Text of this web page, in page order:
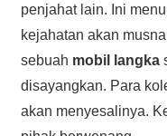
penjahat lain. Ini
kejahatan akan
sebuah mobil langka
disayangkan. Para
akan menyesalinya.